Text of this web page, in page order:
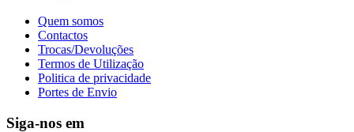
Quem somos
Contactos
Trocas/Devoluções
Termos de Utilização
Politica de privacidade
Portes de Envio
Siga-nos em